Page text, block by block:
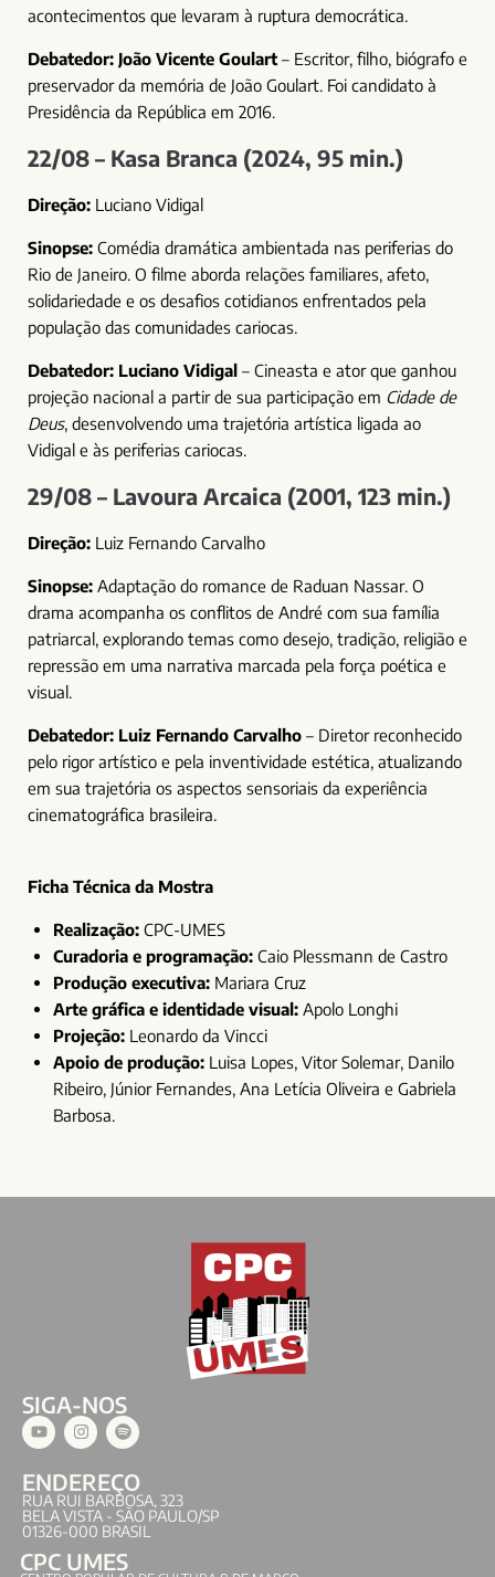
acontecimentos que levaram à ruptura democrática.
Debatedor: João Vicente Goulart – Escritor, filho, biógrafo e
preservador da memória de João Goulart. Foi candidato à
Presidência da República em 2016.
22/08 – Kasa Branca (2024, 95 min.)
Direção: Luciano Vidigal
Sinopse: Comédia dramática ambientada nas periferias do
Rio de Janeiro. O filme aborda relações familiares, afeto,
solidariedade e os desafios cotidianos enfrentados pela
população das comunidades cariocas.
Debatedor: Luciano Vidigal – Cineasta e ator que ganhou
projeção nacional a partir de sua participação em Cidade de
Deus, desenvolvendo uma trajetória artística ligada ao
Vidigal e às periferias cariocas.
29/08 – Lavoura Arcaica (2001, 123 min.)
Direção: Luiz Fernando Carvalho
Sinopse: Adaptação do romance de Raduan Nassar. O
drama acompanha os conflitos de André com sua família
patriarcal, explorando temas como desejo, tradição, religião e
repressão em uma narrativa marcada pela força poética e
visual.
Debatedor: Luiz Fernando Carvalho – Diretor reconhecido
pelo rigor artístico e pela inventividade estética, atualizando
em sua trajetória os aspectos sensoriais da experiência
cinematográfica brasileira.
Ficha Técnica da Mostra
Realização:CPC-UMES
Curadoria e programação:Caio Plessmann de Castro
Produção executiva:Mariara Cruz
Arte gráfica e identidade visual:Apolo Longhi
Projeção:Leonardo da Vincci
Apoio de produção:Luisa Lopes, Vitor Solemar, Danilo
Ribeiro, Júnior Fernandes, Ana Letícia Oliveira e Gabriela
Barbosa.
SIGA-NOS
ENDEREÇO
RUA RUI BARBOSA, 323
BELA VISTA - SÃO PAULO/SP
01326-000 BRASIL
CPC UMES